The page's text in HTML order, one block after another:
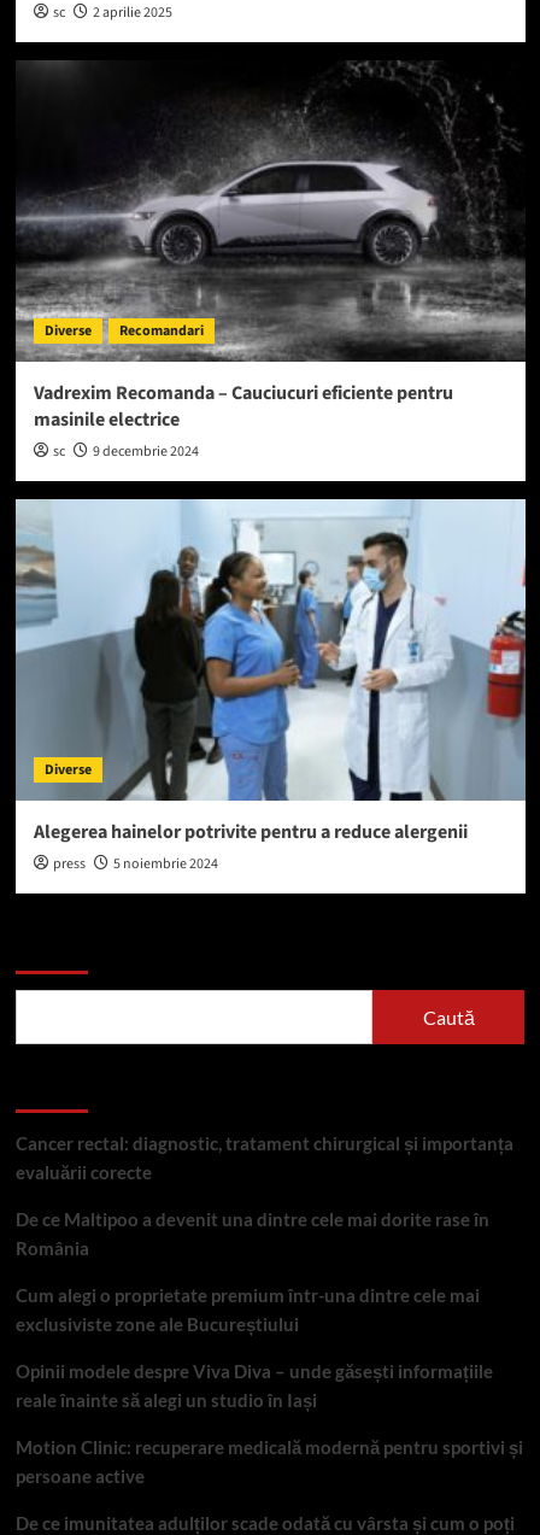
sc 2 aprilie 2025
Diverse Recomandari
Vadrexim Recomanda – Cauciucuri eficiente pentru
masinile electrice
sc 9 decembrie 2024
Diverse
Alegerea hainelor potrivite pentru a reduce alergenii
press 5 noiembrie 2024
Caută
Cancer rectal: diagnostic, tratament chirurgical și importanța
evaluării corecte
De ce Maltipoo a devenit una dintre cele mai dorite rase în
România
Cum alegi o proprietate premium într-una dintre cele mai
exclusiviste zone ale Bucureștiului
Opinii modele despre Viva Diva – unde găsești informațiile
reale înainte să alegi un studio în Iași
Motion Clinic: recuperare medicală modernă pentru sportivi și
persoane active
De ce imunitatea adulților scade odată cu vârsta și cum o poți